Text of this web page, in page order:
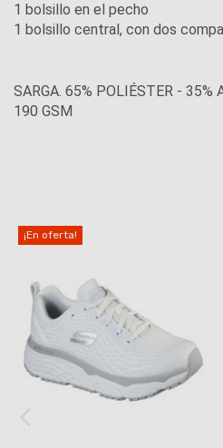
1 bolsillo en el pecho
1 bolsillo central, con dos
SARGA. 65% POLIÉSTER - 35%
190 GSM
¡En oferta!